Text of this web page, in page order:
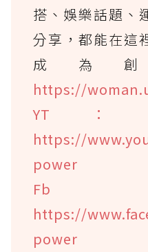
搭、娛樂話題、
分享，都能在這
成為
https://
YT：
https://
power
https://
power